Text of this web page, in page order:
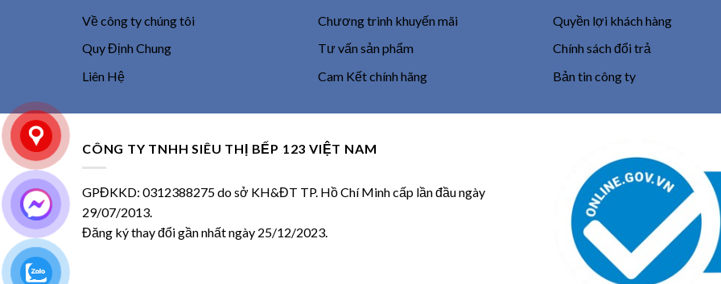
Về công ty chúng tôi
Quy Định Chung
Liên Hệ
Chương trình khuyến mãi
Tư vấn sản phẩm
Cam Kết chính hãng
Quyền lợi khách hàng
Chính sách đổi trả
Bản tin công ty
CÔNG TY TNHH SIÊU THỊ BẾP 123 VIỆT NAM
GPĐKKD: 0312388275 do sở KH&ĐT TP. Hồ Chí Minh cấp lần đầu ngày
29/07/2013.
Đăng ký thay đổi gần nhất ngày 25/12/2023.